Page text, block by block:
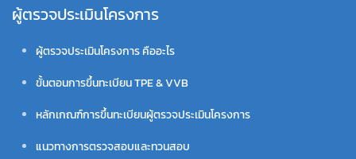
ผู้ตรวจประเมินโครงการ
ผู้ตรวจประเมินโครงการ คืออะไร
ขั้นตอนการขึ้นทะเบียน TPE & VVB
หลักเกณฑ์การขึ้นทะเบียนผู้ตรวจประเมินโครงการ
แนวทางการตรวจสอบและทวนสอบ